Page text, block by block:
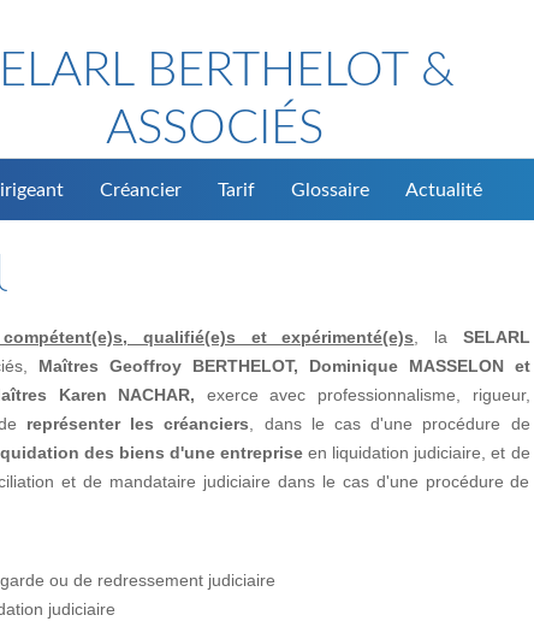
BERTHELOT &
ASSOCIÉS
Créancier Tarif Glossaire Actualité
qualifié(e)s et expérimenté(e)s , la SELARL
Maîtres Geoffroy BERTHELOT, Dominique MASSELON et
Karen NACHAR, exerce avec professionnalisme, rigueur,
représenter les créanciers , dans le cas d'une procédure de
des biens d'une entreprise en liquidation judiciaire, et de
et de mandataire judiciaire dans le cas d'une procédure de
ou de redressement judiciaire
judiciaire